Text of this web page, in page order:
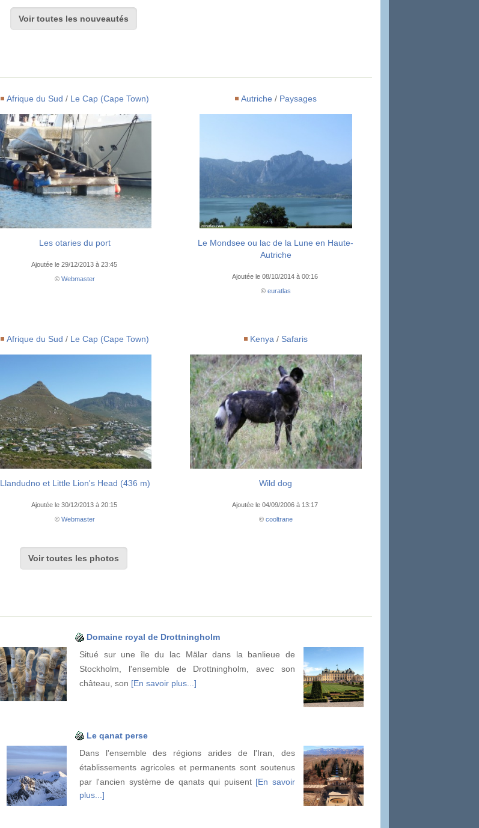
Voir toutes les nouveautés
Afrique du Sud / Le Cap (Cape Town)
Les otaries du port
Ajoutée le 29/12/2013 à 23:45
©Webmaster
Autriche / Paysages
Le Mondsee ou lac de la Lune en Haute-
Autriche
Ajoutée le 08/10/2014 à 00:16
© euratlas
Afrique du Sud / Le Cap (Cape Town)
Llandudno et Little Lion's Head (436 m)
Ajoutée le 30/12/2013 à 20:15
©Webmaster
Kenya / Safaris
Wild dog
Ajoutée le 04/09/2006 à 13:17
© cooltrane
Voir toutes les photos
Domaine royal de Drottningholm
Situé sur une île du lac Mälar dans la banlieue de
Stockholm, l'ensemble de Drottningholm, avec son
château, son [En savoir plus...]
Le qanat perse
Dans l'ensemble des régions arides de l'Iran, des
établissements agricoles et permanents sont soutenus
par l'ancien système de qanats qui puisent [En savoir
plus...]